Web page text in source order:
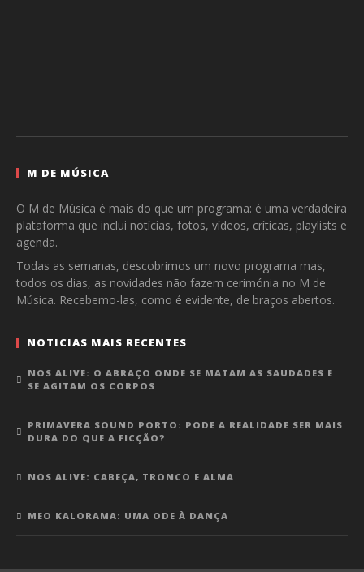
M DE MÚSICA
O M de Música é mais do que um programa: é uma verdadeira
plataforma que inclui notícias, fotos, vídeos, críticas, playlists e
agenda.
Todas as semanas, descobrimos um novo programa mas,
todos os dias, as novidades não fazem cerimónia no M de
Música. Recebemo-las, como é evidente, de braços abertos.
NOTICIAS MAIS RECENTES
NOS ALIVE: O ABRAÇO ONDE SE MATAM AS SAUDADES E
SE AGITAM OS CORPOS
PRIMAVERA SOUND PORTO: PODE A REALIDADE SER MAIS
DURA DO QUE A FICÇÃO?
NOS ALIVE: CABEÇA, TRONCO E ALMA
MEO KALORAMA: UMA ODE À DANÇA